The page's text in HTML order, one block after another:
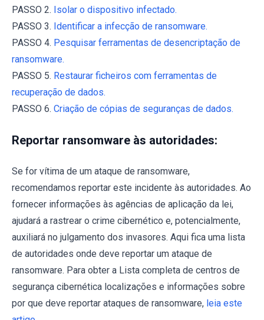
PASSO 2. Isolar o dispositivo infectado.
PASSO 3. Identificar a infecção de ransomware.
PASSO 4. Pesquisar ferramentas de desencriptação de
ransomware.
PASSO 5. Restaurar ficheiros com ferramentas de
recuperação de dados.
PASSO 6. Criação de cópias de seguranças de dados.
Reportar ransomware às autoridades:
Se for vítima de um ataque de ransomware,
recomendamos reportar este incidente às autoridades. Ao
fornecer informações às agências de aplicação da lei,
ajudará a rastrear o crime cibernético e, potencialmente,
auxiliará no julgamento dos invasores. Aqui fica uma lista
de autoridades onde deve reportar um ataque de
ransomware. Para obter a Lista completa de centros de
segurança cibernética localizações e informações sobre
por que deve reportar ataques de ransomware, leia este